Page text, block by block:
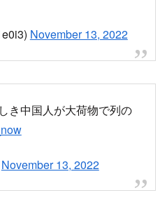
November 13, 2022
人がトラブルしてる